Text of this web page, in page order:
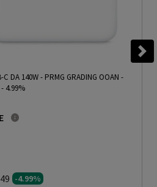
GRADING OOAN -
4.99%
-4.99%